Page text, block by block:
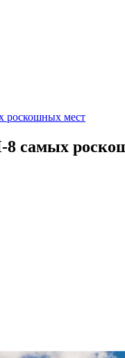
мест
самых